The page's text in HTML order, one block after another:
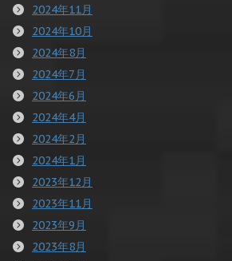
2024年11月
2024年10月
2024年8月
2024年7月
2024年6月
2024年4月
2024年2月
2024年1月
2023年12月
2023年11月
2023年9月
2023年8月